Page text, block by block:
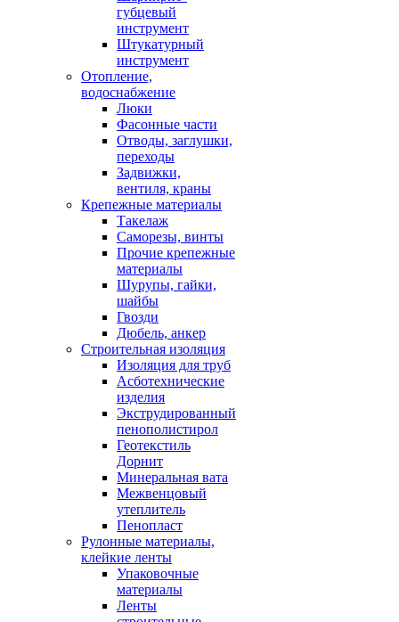
губцевый
инструмент
Штукатурный
инструмент
Отопление,
водоснабжение
Люки
Фасонные части
Отводы, заглушки,
переходы
Задвижки,
вентиля, краны
Крепежные материалы
Такелаж
Саморезы, винты
Прочие крепежные
материалы
Шурупы, гайки,
шайбы
Гвозди
Дюбель, анкер
Строительная изоляция
Изоляция для труб
Асботехнические
изделия
Экструдированный
пенополистирол
Геотекстиль
Дорнит
Минеральная вата
Межвенцовый
утеплитель
Пенопласт
Рулонные материалы,
клейкие ленты
Упаковочные
материалы
Ленты